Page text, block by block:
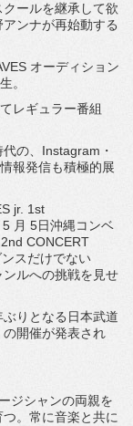
ールを継承して欲
ンナが再始動する
オーディション
。
レギュラー番組
の、Instagram・
報発信も積極的展
jr. 1st
月 5日沖縄コンベ
CONCERT
スだけでない
ルへの挑戦を見せ
りとなる日本武道
開催が発表され
ジシャンの両親を
。常に音楽と共に